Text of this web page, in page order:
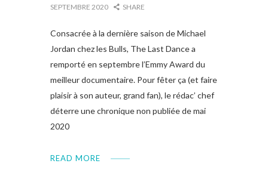
SEPTEMBRE 2020 SHARE
Consacrée à la dernière saison de Michael
Jordan chez les Bulls, The Last Dance a
remporté en septembre l’Emmy Award du
meilleur documentaire. Pour fêter ça (et faire
plaisir à son auteur, grand fan), le rédac’ chef
déterre une chronique non publiée de mai
2020
READ MORE